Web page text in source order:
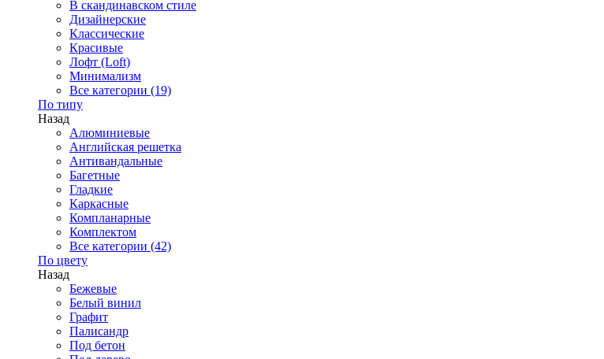
В скандинавском стиле
Дизайнерские
Классические
Красивые
Лофт (Loft)
Минимализм
Все категории (19)
По типу
Назад
Алюминиевые
Английская решетка
Антивандальные
Багетные
Гладкие
Каркасные
Компланарные
Комплектом
Все категории (42)
По цвету
Назад
Бежевые
Белый винил
Графит
Палисандр
Под бетон